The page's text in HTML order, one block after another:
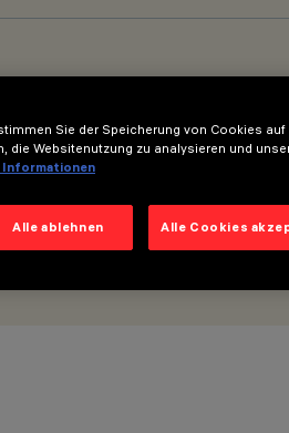
Sie der Speicherung von Cookies auf
die Websitenutzung zu analysieren und
Informationen
Alle ablehnen Alle Cookies